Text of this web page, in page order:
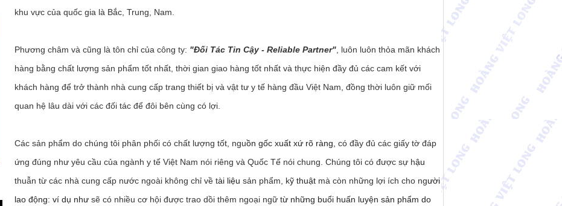
khu vực của quốc gia là Bắc, Trung, Nam.
Phương châm và cũng là tôn chỉ của công ty: "Đối Tác Tin Cậy - Reliable Partner" , luôn luôn thỏa mãn khách
hàng bằng chất lượng sản phẩm tốt nhất, thời gian giao hàng tốt nhất và thực hiện đầy đủ các cam kết với
khách hàng để trở thành nhà cung cấp trang thiết bị và vật tư y tế hàng đầu Việt Nam, đồng thời luôn giữ mối
quan hệ lâu dài với các đối tác để đôi bên cùng có lợi.
Các sản phẩm do chúng tôi phân phối có chất lượng tốt, nguồn gốc xuất xứ rõ ràng, có đầy đủ các giấy tờ đáp
ứng đúng như yêu cầu của ngành y tế Việt Nam nói riêng và Quốc Tế nói chung. Chúng tôi có được sự hậu
thuẫn từ các nhà cung cấp nước ngoài không chỉ về tài liệu sản phẩm, kỹ thuật mà còn những lợi ích cho người
lao động: ví dụ như sẽ có nhiều cơ hội được trao dồi thêm ngoại ngữ từ những buổi huấn luyện sản phẩm do